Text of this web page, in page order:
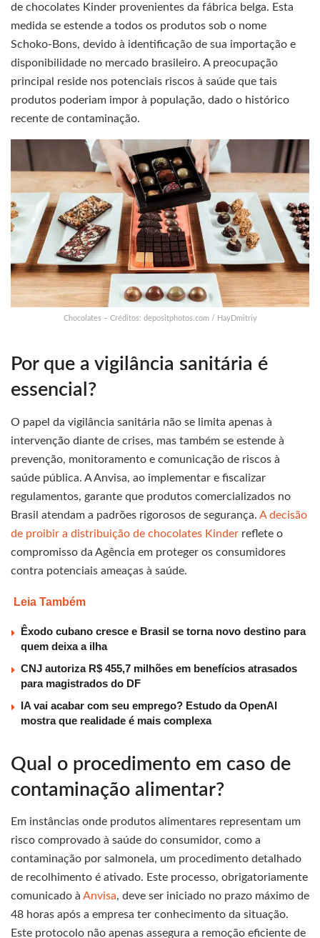
de chocolates Kinder provenientes da fábrica belga. Esta
medida se estende a todos os produtos sob o nome
Schoko-Bons, devido à identificação de sua importação e
disponibilidade no mercado brasileiro. A preocupação
principal reside nos potenciais riscos à saúde que tais
produtos poderiam impor à população, dado o histórico
recente de contaminação.
Chocolates – Créditos: depositphotos.com / HayDmitriy
Por que a vigilância sanitária é
essencial?
O papel da vigilância sanitária não se limita apenas à
intervenção diante de crises, mas também se estende à
prevenção, monitoramento e comunicação de riscos à
saúde pública. A Anvisa, ao implementar e fiscalizar
regulamentos, garante que produtos comercializados no
Brasil atendam a padrões rigorosos de segurança. A decisão
de proibir a distribuição de chocolates Kinder reflete o
compromisso da Agência em proteger os consumidores
contra potenciais ameaças à saúde.
Leia Também
Êxodo cubano cresce e Brasil se torna novo destino para
quem deixa a ilha
CNJ autoriza R$ 455,7 milhões em benefícios atrasados
para magistrados do DF
IA vai acabar com seu emprego? Estudo da OpenAI
mostra que realidade é mais complexa
Qual o procedimento em caso de
contaminação alimentar?
Em instâncias onde produtos alimentares representam um
risco comprovado à saúde do consumidor, como a
contaminação por salmonela, um procedimento detalhado
de recolhimento é ativado. Este processo, obrigatoriamente
comunicado à Anvisa, deve ser iniciado no prazo máximo de
48 horas após a empresa ter conhecimento da situação.
Este protocolo não apenas assegura a remoção eficiente de